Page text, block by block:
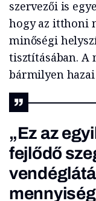
szervezői is
hogy az itthoni
minőségi
tisztításában. A
bármilyen
„Ez az
fejlődő